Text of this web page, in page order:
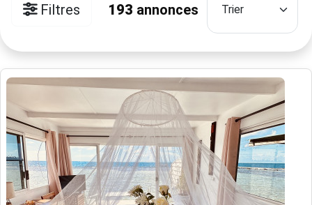
Filtres 193 annonces